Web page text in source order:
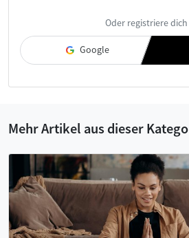
Oder registriere
Google
Mehr Artikel aus dieser